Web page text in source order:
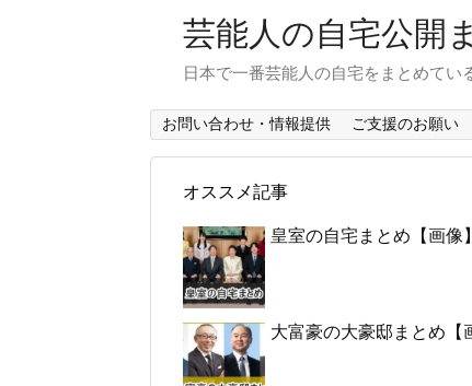
芸能人の自宅公開
日本で一番芸能人の自宅をまとめてい
お問い合わせ・情報提供 ご支援のお願い
オススメ記事
皇室の自宅まとめ【画像】
大富豪の大豪邸まとめ【